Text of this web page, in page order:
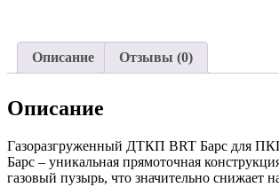
Описание Отзывы (0)
Описание
Газоразгруженный ДТКП BRT Барс для ПКП
Барс – уникальная прямоточная
газовый пузырь, что значительно снижает